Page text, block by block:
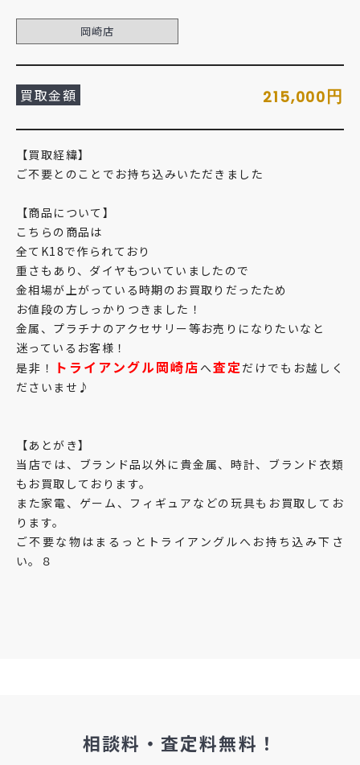
岡崎店
買取金額 215,000円
【買取経緯】
ご不要とのことでお持ち込みいただきました
【商品について】
こちらの商品は
全てK18で作られており
重さもあり、ダイヤもついていましたので
金相場が上がっている時期のお買取りだったため
お値段の方しっかりつきました！
金属、プラチナのアクセサリー等お売りになりたいなと
迷っているお客様！
是非！ トライアングル岡崎店 へ査定だけでもお越しく
ださいませ♪
【あとがき】
当店では、ブランド品以外に貴金属、時計、ブランド衣類
もお買取しております。
また家電、ゲーム、フィギュアなどの玩具もお買取してお
ります。
ご不要な物はまるっとトライアングルへお持ち込み下さ
い。８
相談料・査定料無料！